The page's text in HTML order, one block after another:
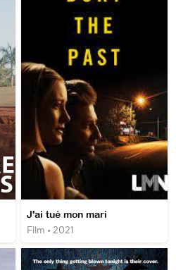
J'ai tué mon mari
Film • 2021